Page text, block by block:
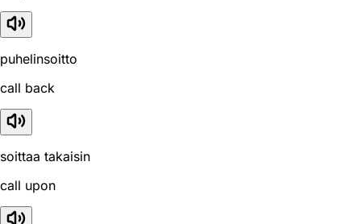
puhelinsoitto
call back
soittaa takaisin
call upon